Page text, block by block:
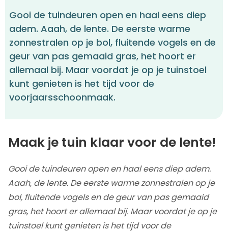
Gooi de tuindeuren open en haal eens diep
adem. Aaah, de lente. De eerste warme
zonnestralen op je bol, fluitende vogels en de
geur van pas gemaaid gras, het hoort er
allemaal bij. Maar voordat je op je tuinstoel
kunt genieten is het tijd voor de
voorjaarsschoonmaak.
Maak je tuin klaar voor de lente!
Gooi de tuindeuren open en haal eens diep adem.
Aaah, de lente. De eerste warme zonnestralen op je
bol, fluitende vogels en de geur van pas gemaaid
gras, het hoort er allemaal bij. Maar voordat je op je
tuinstoel kunt genieten is het tijd voor de